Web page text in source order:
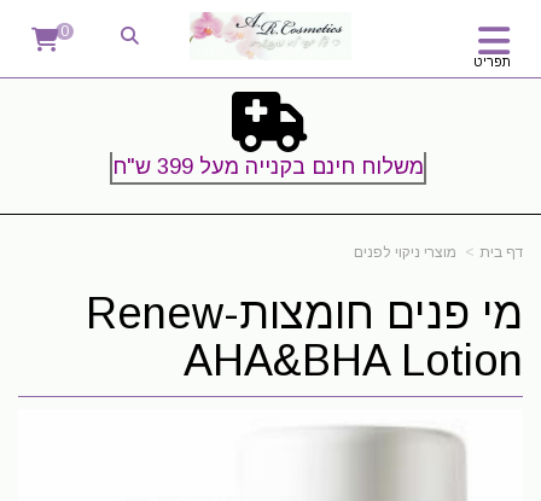
תפריט
0
משלוח חינם בקנייה מעל 399 ש"ח
דף בית מוצרי ניקוי לפנים
מי פנים חומצות-Renew
AHA&BHA Lotion